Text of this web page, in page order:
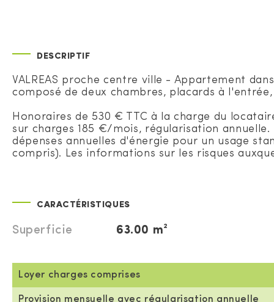
DESCRIPTIF
VALREAS proche centre ville - Appartement
composé de deux chambres, placards à
Honoraires de 530 € TTC à la charge du
sur charges 185 €/mois, régularisation
dépenses annuelles d'énergie pour un usage
compris). Les informations sur les risques
CARACTÉRISTIQUES
Superficie 63.00 m²
Loyer charges comprises
Provision mensuelle avec régularisation annuelle